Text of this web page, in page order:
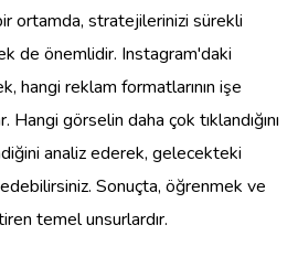
ortamda, stratejilerinizi sürekli
de önemlidir. Instagram'daki
hangi reklam formatlarının işe
Hangi görselin daha çok tıklandığını
analiz ederek, gelecekteki
edebilirsiniz. Sonuçta, öğrenmek ve
temel unsurlardır.